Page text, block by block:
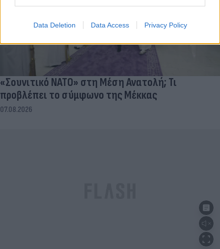
Data Deletion Data Access Privacy Policy
«Σουνιτικό ΝΑΤΟ» στη Μέση Ανατολή; Τι
προβλέπει το σύμφωνο της Μέκκας
07.08.2026